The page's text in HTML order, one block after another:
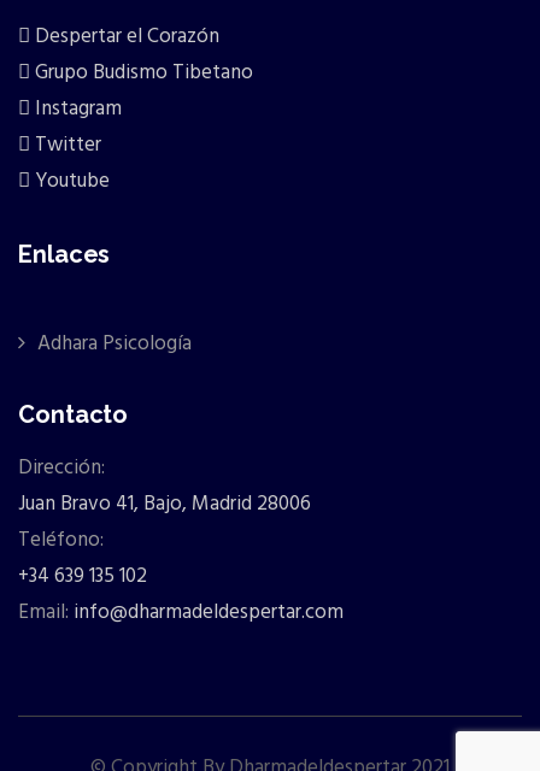
Despertar el Corazón
Grupo Budismo Tibetano
Instagram
Twitter
Youtube
Enlaces
Adhara Psicología
Contacto
Dirección:
Juan Bravo 41, Bajo, Madrid 28006
Teléfono:
+34 639 135 102
Email: info@dharmadeldespertar.com